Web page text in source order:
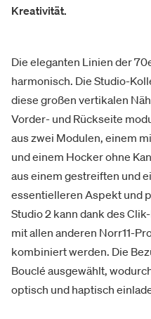
Kreativität.
Die eleganten Linien der
harmonisch. Die Studio-
diese großen vertikalen
Vorder- und Rückseite
aus zwei Modulen, einem
und einem Hocker ohne
aus einem gestreiften und
essentielleren Aspekt und
Studio 2 kann dank des
mit allen anderen Norr11-
kombiniert werden. Die
Bouclé ausgewählt,
optisch und haptisch